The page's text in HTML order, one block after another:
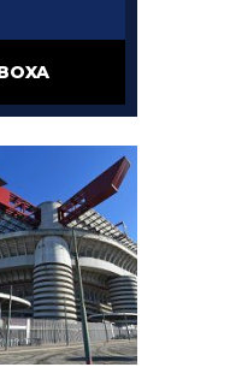
Jak mialbym
Lucumi-